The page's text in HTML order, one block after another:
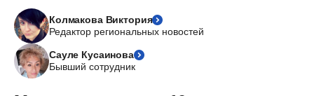
Колмакова Виктория
Редактор региональных новостей
Сауле Кусаинова
Бывший сотрудник